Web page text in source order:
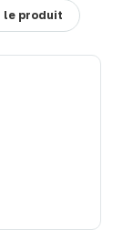
le produit